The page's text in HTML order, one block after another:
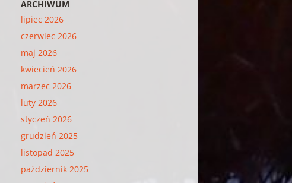
ARCHIWUM
lipiec 2026
czerwiec 2026
maj 2026
kwiecień 2026
marzec 2026
luty 2026
styczeń 2026
grudzień 2025
listopad 2025
październik 2025